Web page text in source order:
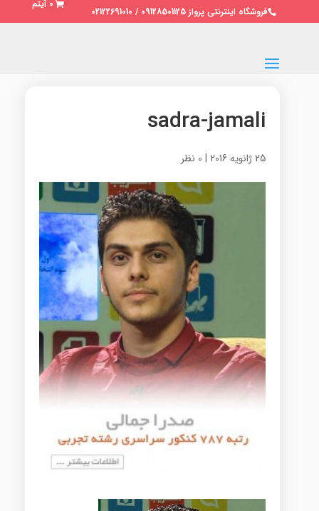
فروشگاه اینترنتی پرواز 09128501125 / 02122691010
0 آیتم
sadra-jamali
25 ژانویه 2016 | 0 نظر